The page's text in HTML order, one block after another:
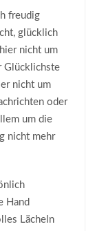
freudig
glücklich
nicht um
Glücklichste
nicht um
oder
um die
nicht mehr
Hand
Lächeln